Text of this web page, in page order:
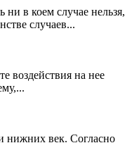
ни в коем случае нельзя,
случаев...
воздействия на нее
нижних век. Согласно